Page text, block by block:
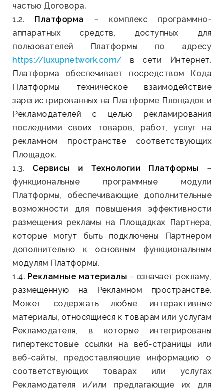
частью Договора.
1.2. Платформа – комплекс программно-
аппаратных средств, доступных для
пользователей Платформы по адресу
https://luxupnetwork.com/ в сети Интернет.
Платформа обеспечивает посредством Кода
Платформы техническое взаимодействие
зарегистрированных на Платформе Площадок и
Рекламодателей с целью рекламирования
последними своих товаров, работ, услуг на
рекламном пространстве соответствующих
Площадок.
1.3. Сервисы и Технологии Платформы –
функциональные программные модули
Платформы, обеспечивающие дополнительные
возможности для повышения эффективности
размещения рекламы на Площадках Партнера,
которые могут быть подключены Партнером
дополнительно к основным функциональным
модулям Платформы.
1.4. Рекламные материалы – означает рекламу,
размещенную на Рекламном пространстве.
Может содержать любые интерактивные
материалы, относящиеся к товарам или услугам
Рекламодателя, в которые интегрированы
гипертекстовые ссылки на веб-страницы или
веб-сайты, предоставляющие информацию о
соответствующих товарах или услугах
Рекламодателя и/или предлагающие их для